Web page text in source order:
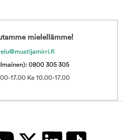
mielellämme!
0800 305 305
17.00 Ke 10.00-17.00